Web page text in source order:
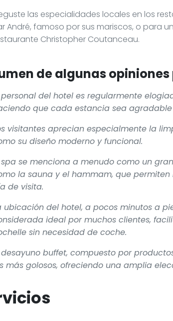
las especialidades locales en los
André, famoso por sus mariscos, o para
Christopher Coutanceau.
de algunas
personal del hotel es regularmente
que cada estancia sea agradable
visitantes aprecian especialmente la
su diseño moderno y funcional.
spa se menciona a menudo como un
la sauna y el hammam, que
de visita.
ubicación del hotel, a pocos minutos a
ideal por muchos clientes,
sin necesidad de coche.
desayuno buffet, compuesto por
más golosos, ofreciendo una amplia